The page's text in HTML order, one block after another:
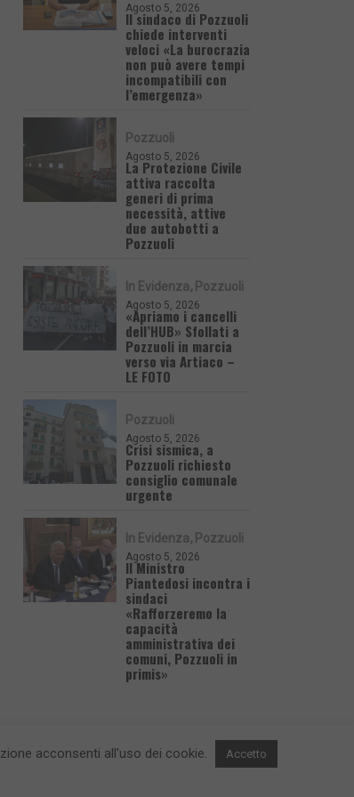
Agosto 5, 2026
Il sindaco di Pozzuoli
chiede interventi
veloci «La burocrazia
non può avere tempi
incompatibili con
l’emergenza»
Pozzuoli
Agosto 5, 2026
La Protezione Civile
attiva raccolta
generi di prima
necessità, attive
due autobotti a
Pozzuoli
In Evidenza Pozzuoli
Agosto 5, 2026
«Apriamo i cancelli
dell’HUB» Sfollati a
Pozzuoli in marcia
verso via Artiaco –
LE FOTO
Pozzuoli
Agosto 5, 2026
Crisi sismica, a
Pozzuoli richiesto
consiglio comunale
urgente
In Evidenza Pozzuoli
Agosto 5, 2026
Il Ministro
Piantedosi incontra i
sindaci
«Rafforzeremo la
capacità
amministrativa dei
comuni, Pozzuoli in
primis»
acconsenti all'uso dei cookie. Accetto